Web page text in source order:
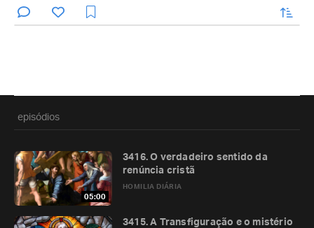
enviar
episódios
05:00
HOMILIA DIÁRIA
3416. O verdadeiro sentido da
renúncia cristã
3415. A Transfiguração e o mistério